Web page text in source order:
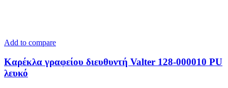
Add to compare
Καρέκλα γραφείου διευθυντή Valter 128-000010 PU
λευκό